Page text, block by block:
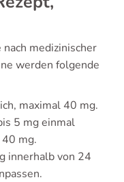
medizinischer
werden folgende
maximal 40 mg.
5 mg einmal
mg.
innerhalb von 24